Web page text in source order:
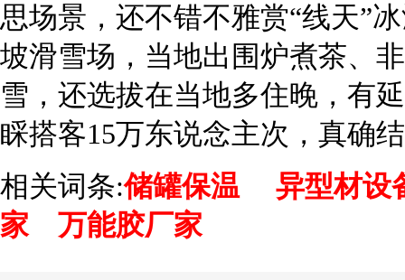
思场景，还不错不雅赏“线天”
坡滑雪场，当地出围炉煮茶、
雪，还选拔在当地多住晚，有
睬搭客15万东说念主次，真确
相关词条:储罐保温
异型材设
家
万能胶厂家